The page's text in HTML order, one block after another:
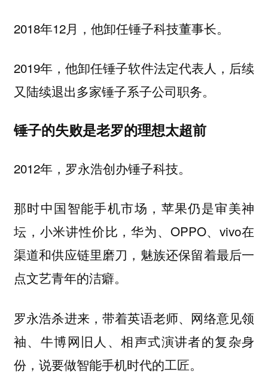
2018年12月，他卸任锤子科技董事长。
2019年，他卸任锤子软件法定代表人，后续
又陆续退出多家锤子系子公司职务。
锤子的失败是老罗的理想太超前
2012年，罗永浩创办锤子科技。
那时中国智能手机市场，苹果仍是审美神
坛，小米讲性价比，华为、OPPO、vivo在
渠道和供应链里磨刀，魅族还保留着最后一
点文艺青年的洁癖。
罗永浩杀进来，带着英语老师、网络意见领
袖、牛博网旧人、相声式演讲者的复杂身
份，说要做智能手机时代的工匠。